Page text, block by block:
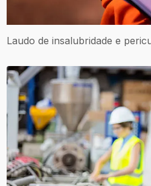
Laudo de insalubridade e